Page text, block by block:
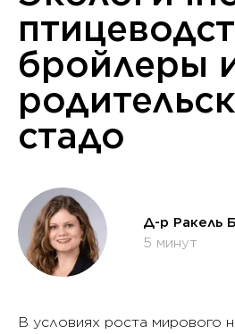
бройлеры
стадо
Д-р Ракель
5 минут
В условиях роста мирового